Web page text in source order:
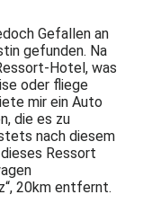
Gefallen an
gefunden. Na
Hotel, was
oder fliege
mir ein Auto
die es zu
nach diesem
Ressort
20km entfernt.